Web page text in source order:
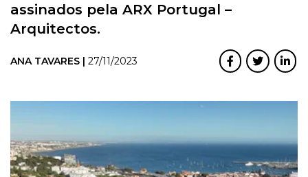
assinados pela ARX Portugal –
Arquitectos.
ANA TAVARES | 27/11/2023